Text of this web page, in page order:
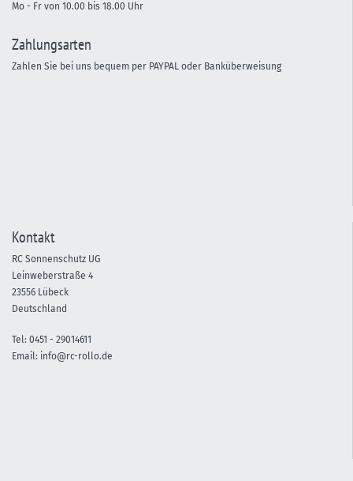
Mo - Fr von 10.00 bis 18.00 Uhr
Zahlungsarten
Zahlen Sie bei uns bequem per PAYPAL oder Banküberweisung
Kontakt
RC Sonnenschutz UG
Leinweberstraße 4
23556 Lübeck
Deutschland
Tel: 0451 - 29014611
Email: info@rc-rollo.de